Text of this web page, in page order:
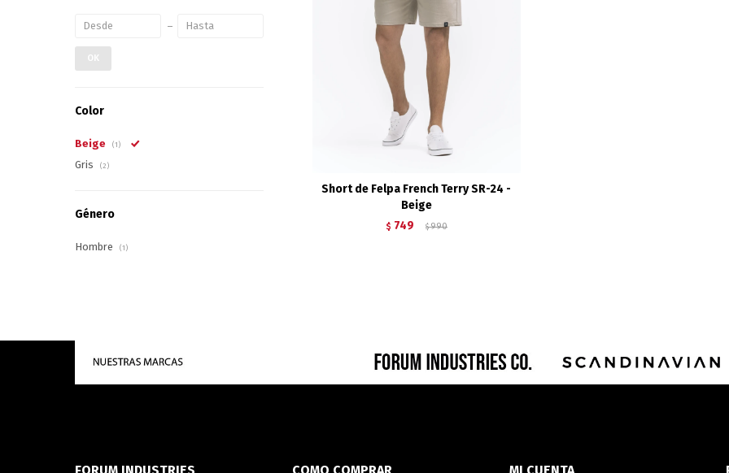
Short de Felpa French Terry SR-24 -
Beige
$ 749 $ 990
OK
Color
Beige (1)
Gris (2)
Género
Hombre (1)
FORUM INDUSTRIES COMO COMPRAR MI CUENTA